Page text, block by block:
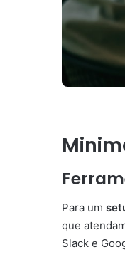
Para um
que
Slack e